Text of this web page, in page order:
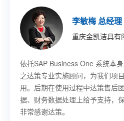
印琼玲 董事长
新阳硅密(上海)
SAP Business One作为成熟的
发做到了同产业成长‘与时俱进’
公司的配合非常顺畅；他们帮忙
很短，且运行非常成功；公司管
施允盛 副总裁
艾尔发智能科技
基于SAP Business One，从订
快速传递到各个部门，无论是售
户的需求始终获得第一时间的关
王珏 董事长秘书
乐鑫信息科技(上
SAP Business One 帮助乐鑫提
公司为我们成功实施项目，我们
来的信息化建设中有更深一步的
董宇 技术部部长
哈尔滨固泰电子
SAP Business One 项目解决物
求，并且能对物料进行批次管理
胡其鸣 CEO
北京卢米埃时代
SAP Business One 帮助卢米埃
体市场竞争力，并最终为影迷带
李敏梅 总经理
重庆金凯洁具有
依托SAP Business One 系统本
之达策专业实施顾问，为我们项
用。后期在使用过程中达策售后
据、财务数据处理上给予支持，
非常感谢达策。
章吉龙 总经理
宁波赛龙进出口
SAP 上线以后对我们采购，发生
采购的工作效率，我非常满意。
结果是幸福的。
徐佳伟 副总裁
意欧斯智能科技
SAP Business One 解决方案的
足了意欧斯生产制造的管理变革
行效率及管理能力。与上海达策
意欧斯走上管理提升的快速发展